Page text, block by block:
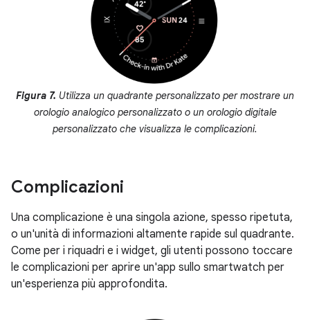
Figura 7. Utilizza un quadrante personalizzato per mostrare un
orologio analogico personalizzato o un orologio digitale
personalizzato che visualizza le complicazioni.
Complicazioni
Una complicazione è una singola azione, spesso ripetuta,
o un'unità di informazioni altamente rapide sul quadrante.
Come per i riquadri e i widget, gli utenti possono toccare
le complicazioni per aprire un'app sullo smartwatch per
un'esperienza più approfondita.